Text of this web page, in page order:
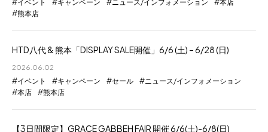
イベント キャンペーン ニュース/インフォメーション
本店
熊本店
HTD八代 & 熊本「DISPLAY SALE開催」6/6 (土) – 6/28 (日)
2026.06.02
イベント キャンペーン セール
ニュース/インフォメーション
本店
熊本店
【3日間限定】GRACE GABBEH FAIR 開催 6/6(土)-6/8(日)